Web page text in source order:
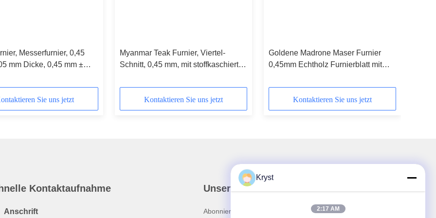
Messerfurnier, 0,45
mm Dicke, 0,45 mm ±
Sie uns jetzt
Myanmar Teak Furnier, Viertel-
Schnitt, 0,45 mm, mit stoffkaschierter
Kontaktieren Sie uns jetzt
Goldene Madrone Maser Furnier
0,45mm Echtholz Furnierblatt mit
Kontaktieren Sie uns jetzt
Kontaktaufnahme
Anschrift
Unser Newsletter
Abonnieren Sie unseren Newsletter für Rabatte und
Kryst
2:17 AM